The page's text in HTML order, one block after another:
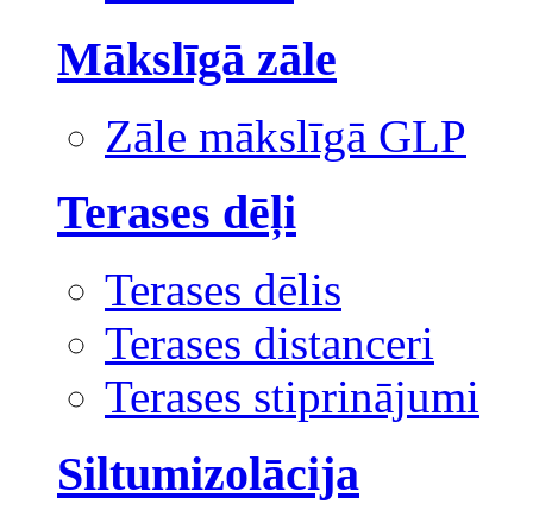
Mākslīgā zāle
Zāle mākslīgā GLP
Terases dēļi
Terases dēlis
Terases distanceri
Terases stiprinājumi
Siltumizolācija